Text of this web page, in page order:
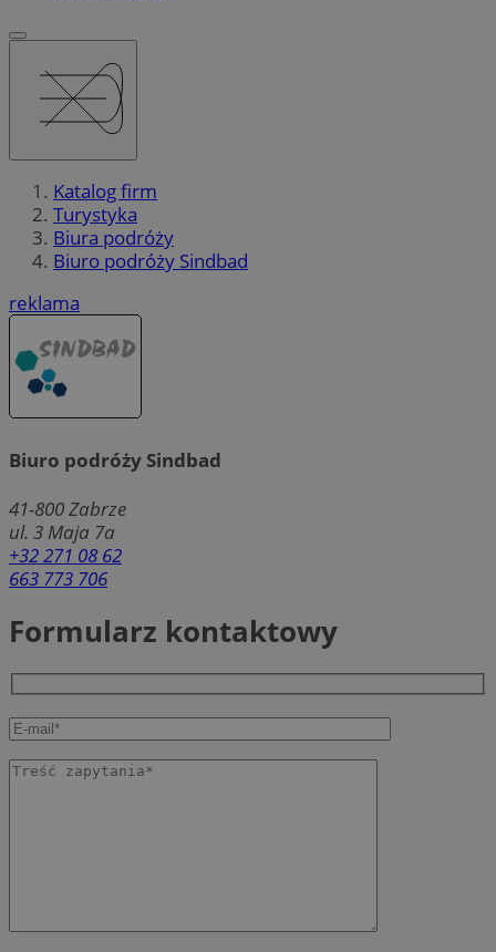
Katalog firm
Turystyka
Biura podróży
Biuro podróży Sindbad
reklama
Biuro podróży Sindbad
41-800Zabrze
ul. 3 Maja 7a
+32 271 08 62
663 773 706
Formularz kontaktowy